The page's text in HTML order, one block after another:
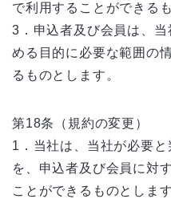
で利用することができる
3．申込者及び会員は、
める目的に必要な範囲の
るものとします。
第18条（規約の変更）
1．当社は、当社が必要
を、申込者及び会員に対
ことができるものとします